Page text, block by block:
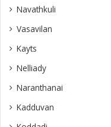
Navathkuli
Vasavilan
Kayts
Nelliady
Naranthanai
Kadduvan